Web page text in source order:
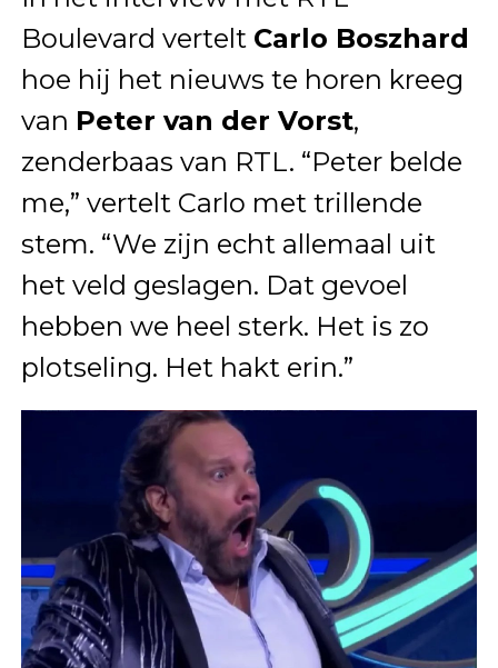
Boulevard vertelt Carlo Boszhard
hoe hij het nieuws te horen kreeg
van Peter van der Vorst,
zenderbaas van RTL. “Peter belde
me,” vertelt Carlo met trillende
stem. “We zijn echt allemaal uit
het veld geslagen. Dat gevoel
hebben we heel sterk. Het is zo
plotseling. Het hakt erin.”